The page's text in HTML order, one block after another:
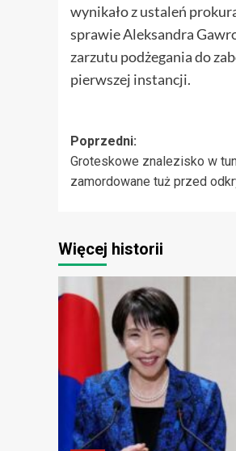
wynikało z ustaleń
sprawie Aleksandra
zarzutu podżegania do
pierwszej instancji.
Zobacz
wpisy
Poprzedni:
Groteskowe znalezisko w
zamordowane tuż przed
Więcej historii